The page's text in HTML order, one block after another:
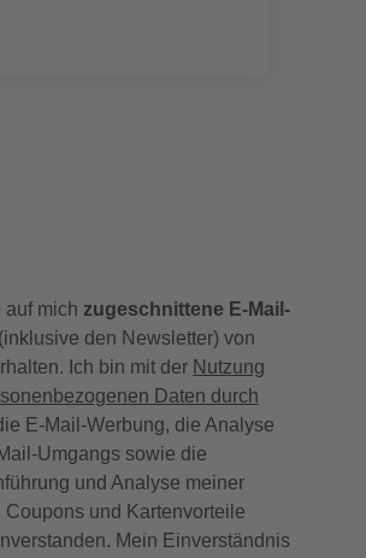
auf mich zugeschnittene E-Mail-
(inklusive den Newsletter) von
Ich bin mit der Nutzung
Daten durch
E-Mail-Werbung, die Analyse
Umgangs sowie die
und Analyse meiner
Coupons und Kartenvorteile
Mein Einverständnis